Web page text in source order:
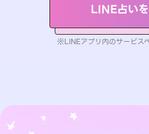
LINE占い
※LINEアプリ内のサービス